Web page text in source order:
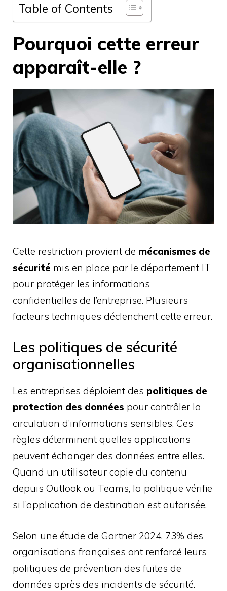
Table of Contents
Pourquoi cette erreur
apparaît-elle ?
Cette restriction provient de mécanismes de
sécurité mis en place par le département IT
pour protéger les informations
confidentielles de l’entreprise. Plusieurs
facteurs techniques déclenchent cette erreur.
Les politiques de sécurité
organisationnelles
Les entreprises déploient des politiques de
protection des données pour contrôler la
circulation d’informations sensibles. Ces
règles déterminent quelles applications
peuvent échanger des données entre elles.
Quand un utilisateur copie du contenu
depuis Outlook ou Teams, la politique vérifie
si l’application de destination est autorisée.
Selon une étude de Gartner 2024, 73% des
organisations françaises ont renforcé leurs
politiques de prévention des fuites de
données après des incidents de sécurité.